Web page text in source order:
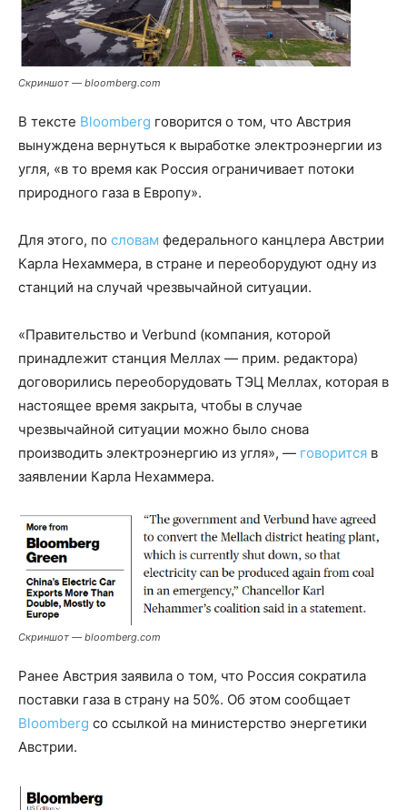
Скриншот — bloomberg.com
В тексте Bloomberg говорится о том, что Австрия
вынуждена вернуться к выработке электроэнергии из
угля, «в то время как Россия ограничивает потоки
природного газа в Европу».
Для этого, по словам федерального канцлера Австрии
Карла Нехаммера, в стране и переоборудуют одну из
станций на случай чрезвычайной ситуации.
«Правительство и Verbund (компания, которой
принадлежит станция Меллах — прим. редактора)
договорились переоборудовать ТЭЦ Меллах, которая в
настоящее время закрыта, чтобы в случае
чрезвычайной ситуации можно было снова
производить электроэнергию из угля», — говорится в
заявлении Карла Нехаммера.
Скриншот — bloomberg.com
Ранее Австрия заявила о том, что Россия сократила
поставки газа в страну на 50%. Об этом сообщает
Bloomberg со ссылкой на министерство энергетики
Австрии.